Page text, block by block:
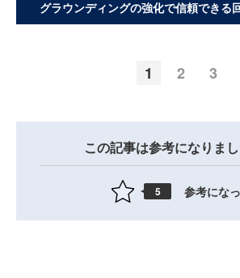
グラウンディングの強化で信頼できる
1 2 3
この記事は参考になりま
5 参考にな